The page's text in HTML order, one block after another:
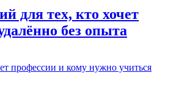
для тех, кто хочет
без опыта